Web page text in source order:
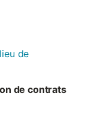
de
de contrats